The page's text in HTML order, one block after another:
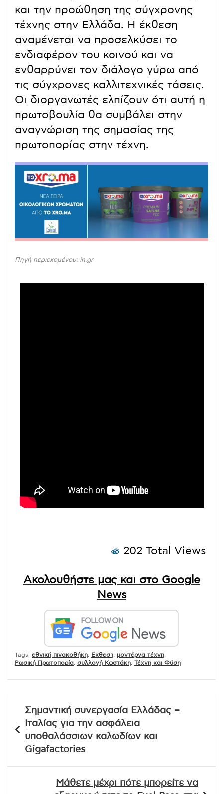
και την προώθηση της σύγχρονης
τέχνης στην Ελλάδα. Η έκθεση
αναμένεται να προσελκύσει το
ενδιαφέρον του κοινού και να
ενθαρρύνει τον διάλογο γύρω από
τις σύγχρονες καλλιτεχνικές τάσεις.
Οι διοργανωτές ελπίζουν ότι αυτή η
πρωτοβουλία θα συμβάλει στην
αναγνώριση της σημασίας της
πρωτοπορίας στην τέχνη.
Πηγή περιεχομένου: in.gr
202 Total Views
Ακολουθήστε μας και στο Google
News
Tags: εθνική πινακοθήκη Εκθεση μοντέρνα τέχνη
Ρωσική Πρωτοπορία συλλογή Κωστάκη Τέχνη και Φύση
άρθρων
Σημαντική συνεργασία Ελλάδας –
Ιταλίας για την ασφάλεια
υποθαλάσσιων καλωδίων και
Gigafactories
Μάθετε μέχρι πότε μπορείτε να